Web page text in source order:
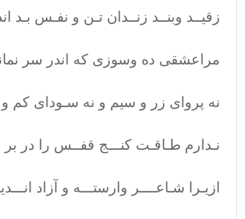
زقیــد وبنــد زنــدان تـن و نفـس بـد
مراعشقی ده وسوزی که اندر سر
نه پروای زر و سیم و نه سـودای کم
نـدارم طـاقـت کنـــج قفــس را در بر
ازیـرا شـاعــــر وارستـــه و آزاد